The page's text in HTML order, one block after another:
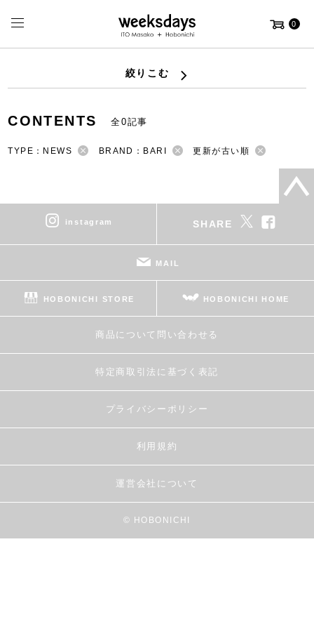
0
絞りこむ
CONTENTS 全0記事
TYPE：NEWS BRAND：BARI 更新が古い順
instagram SHARE
MAIL
HOBONICHI STORE HOBONICHI HOME
商品について問い合わせる
特定商取引法に基づく表記
プライバシーポリシー
利用規約
運営会社について
© HOBONICHI